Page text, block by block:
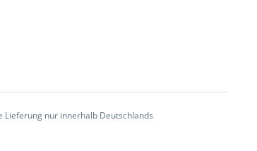
nur innerhalb Deutschlands